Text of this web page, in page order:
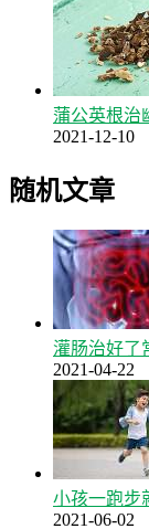
蒲公英根治
2021-12-10
随机文章
灌肠治好了
2021-04-22
小孩一跑步
2021-06-02